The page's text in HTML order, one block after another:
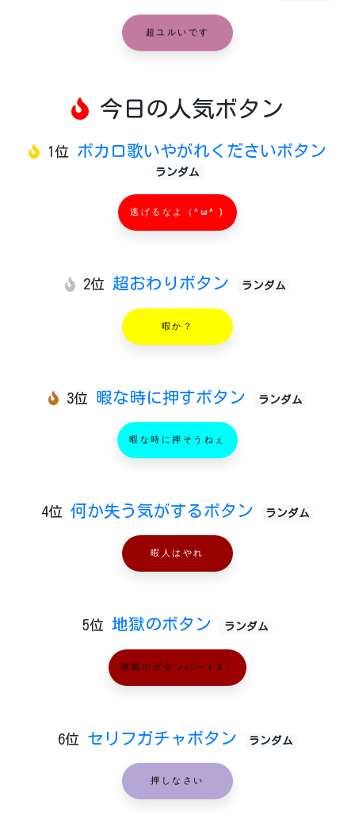
超ユルいです
今日の人気ボタン
1位 ボカロ歌いやがれくださいボタン
ランダム
逃げるなよ（^ω^ )
2位 超おわりボタン ランダム
暇か？
3位 暇な時に押すボタン ランダム
暇な時に押そうねぇ
4位 何か失う気がするボタン ランダム
暇人はやれ
5位 地獄のボタン ランダム
地獄のボタンパート3！
6位 セリフガチャボタン ランダム
押しなさい